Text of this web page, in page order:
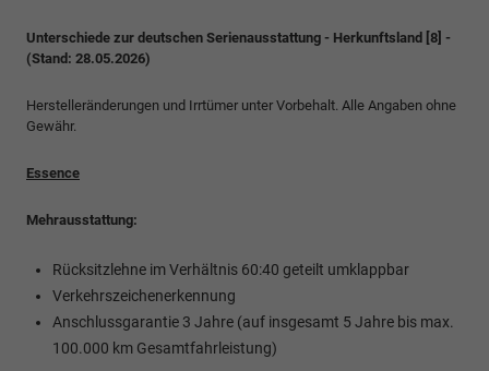
Unterschiede zur deutschen Serienausstattung - Herkunftsland [8] -
(Stand: 28.05.2026)
Herstelleränderungen und Irrtümer unter Vorbehalt. Alle Angaben ohne
Gewähr.
Essence
Mehrausstattung:
Rücksitzlehne im Verhältnis 60:40 geteilt umklappbar
Verkehrszeichenerkennung
Anschlussgarantie 3 Jahre (auf insgesamt 5 Jahre bis max.
100.000 km Gesamtfahrleistung)